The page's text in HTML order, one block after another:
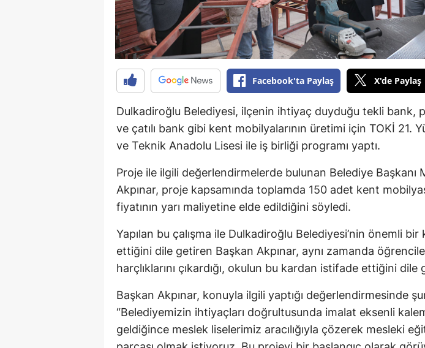
Çanakkale
Çankırı
Çorum
Denizli
Diyarbakır
Edirne
Elazığ
Erzincan
Eskişehir
Gaziantep
Giresun
Gümüşhane
Facebook'ta Paylaş X'de Paylaş
Dulkadiroğlu Belediyesi, ilçenin ihtiyaç duyduğu tekli bank,
ve çatılı bank gibi kent mobilyalarının üretimi için TOKİ 21.
ve Teknik Anadolu Lisesi ile iş birliği programı yaptı.
Proje ile ilgili değerlendirmelerde bulunan Belediye Başkanı
Akpınar, proje kapsamında toplamda 150 adet kent
fiyatının yarı maliyetine elde edildiğini söyledi.
Yapılan bu çalışma ile Dulkadiroğlu Belediyesi’nin önemli
ettiğini dile getiren Başkan Akpınar, aynı zamanda
harçlıklarını çıkardığı, okulun bu kardan istifade ettiğini dile
Başkan Akpınar, konuyla ilgili yaptığı değerlendirmesinde
“Belediyemizin ihtiyaçları doğrultusunda imalat eksenli
geldiğince meslek liselerimiz aracılığıyla çözerek mesleki